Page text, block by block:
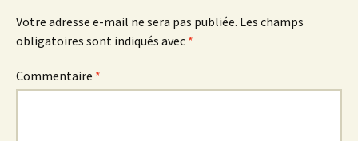
Votre adresse e-mail ne sera pas publiée. Les champs
obligatoires sont indiqués avec *
Commentaire *